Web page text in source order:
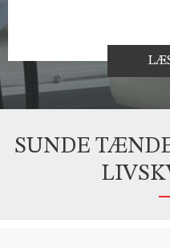
SUNDE